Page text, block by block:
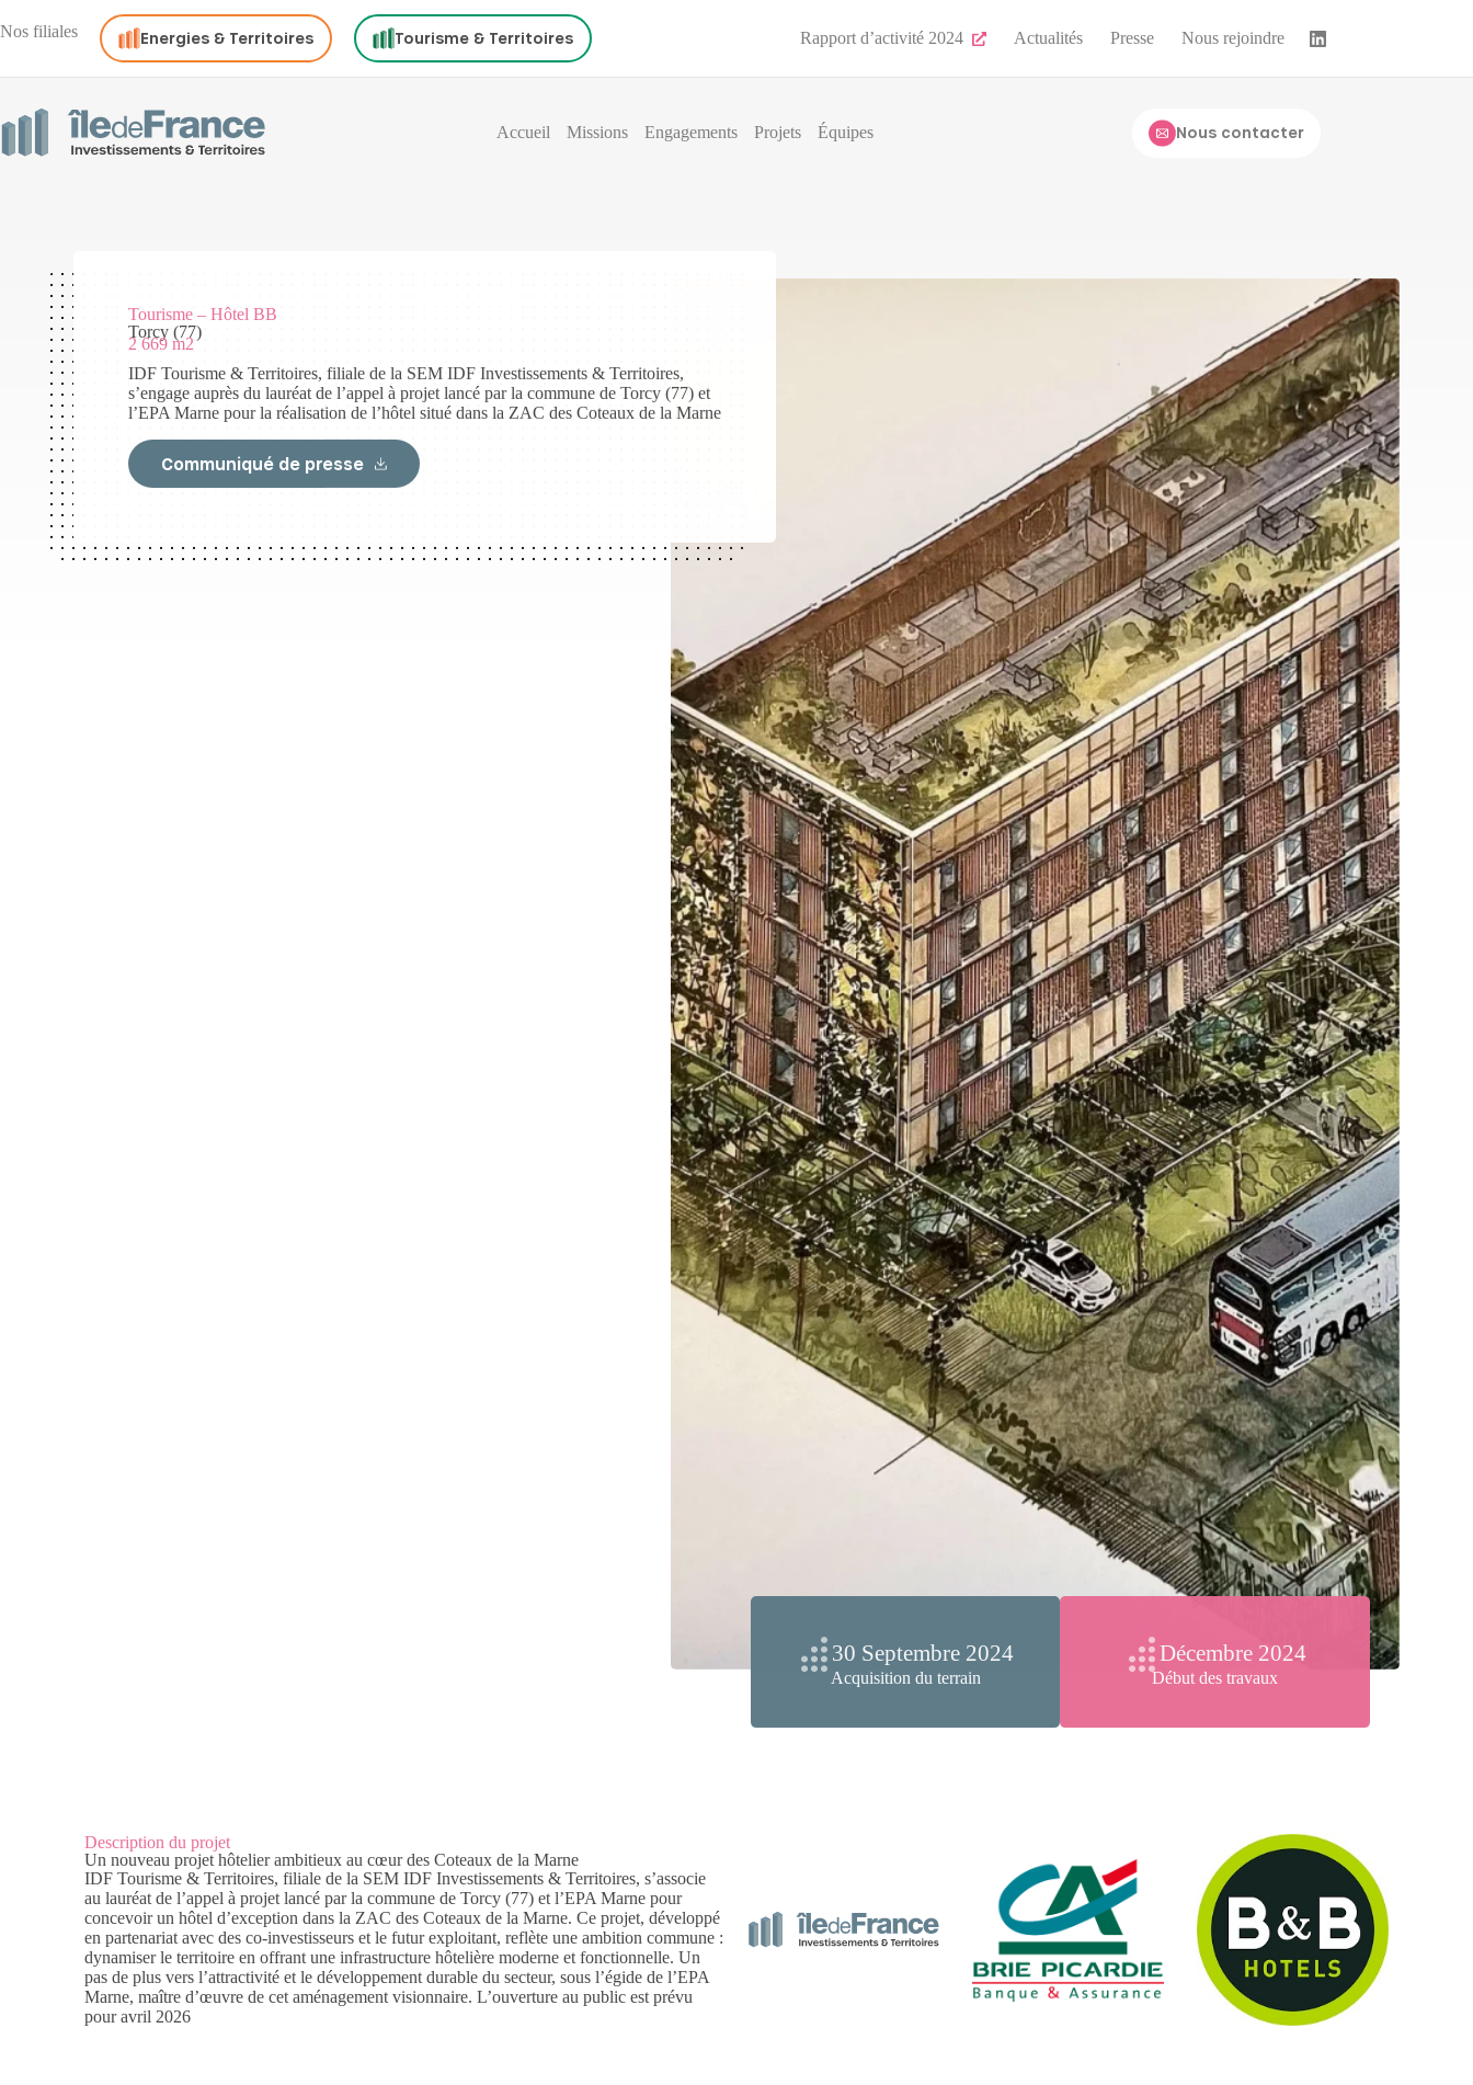
Nos filiales Energies & Territoires Tourisme & Territoires Rapport d’activité 2024 Actualités Presse Nous rejoindre
Accueil Missions Engagements Projets Équipes Nous contacter
Tourisme – Hôtel BB
Torcy (77)
2 669 m2
IDF Tourisme & Territoires, filiale de la SEM IDF Investissements & Territoires,
s’engage auprès du lauréat de l’appel à projet lancé par la commune de Torcy (77) et
l’EPA Marne pour la réalisation de l’hôtel situé dans la ZAC des Coteaux de la Marne
Communiqué de presse
30 Septembre 2024
Acquisition du terrain
Décembre 2024
Début des travaux
Description du projet
Un nouveau projet hôtelier ambitieux au cœur des Coteaux de la Marne
IDF Tourisme & Territoires, filiale de la SEM IDF Investissements & Territoires, s’associe
au lauréat de l’appel à projet lancé par la commune de Torcy (77) et l’EPA Marne pour
concevoir un hôtel d’exception dans la ZAC des Coteaux de la Marne. Ce projet, développé
en partenariat avec des co-investisseurs et le futur exploitant, reflète une ambition commune :
dynamiser le territoire en offrant une infrastructure hôtelière moderne et fonctionnelle. Un
pas de plus vers l’attractivité et le développement durable du secteur, sous l’égide de l’EPA
Marne, maître d’œuvre de cet aménagement visionnaire. L’ouverture au public est prévu
pour avril 2026